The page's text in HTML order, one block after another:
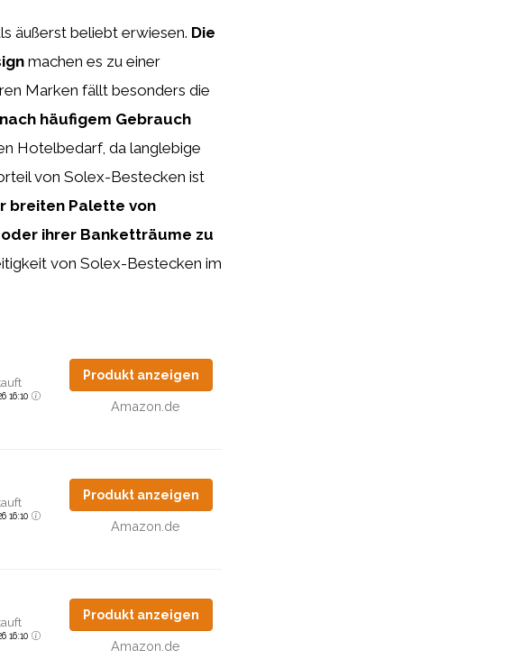
äußerst beliebt erwiesen. Die
machen es zu einer
Marken fällt besonders die
häufigem Gebrauch
Hotelbedarf, da langlebige
von Solex-Bestecken ist
breiten Palette von
ihrer Banketträume zu
von Solex-Bestecken im
16:10
Produkt anzeigen
Amazon.de
16:10
Produkt anzeigen
Amazon.de
16:10
Produkt anzeigen
Amazon.de